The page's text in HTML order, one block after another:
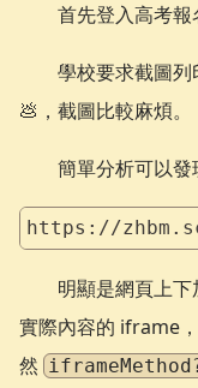
首先登入高考報
學校要求截圖
💩，截圖比較麻煩。
簡單分析可以發
https://
明顯是網頁上
實際內容的 iframe
然